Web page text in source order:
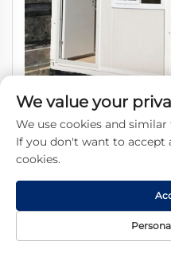
casa contenedor plegable
en paquete plano, hogar
desmontable
We value your
We use cookies and
If you don't want to accept
cookies.